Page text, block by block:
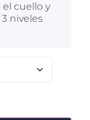
el cuello y
niveles